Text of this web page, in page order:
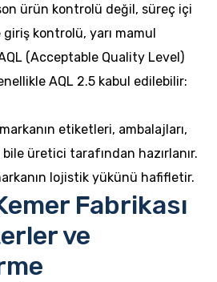
ürün kontrolü değil, süreç içi
kontrolü, yarı mamul
(Acceptable Quality Level)
AQL 2.5 kabul edilebilir:
etiketleri, ambalajları,
üretici tarafından hazırlanır.
lojistik yükünü hafifletir.
Fabrikası
ve